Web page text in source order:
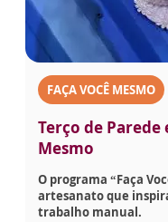
FAÇA VOCÊ MESMO
Terço de Parede
Mesmo
O programa “Faça
artesanato que
trabalho manual.